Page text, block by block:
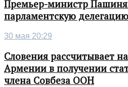
Премьер-министр
парламентскую
30 мая 20:29
Словения рассчитывает
Армении в получении
члена Совбеза ООН